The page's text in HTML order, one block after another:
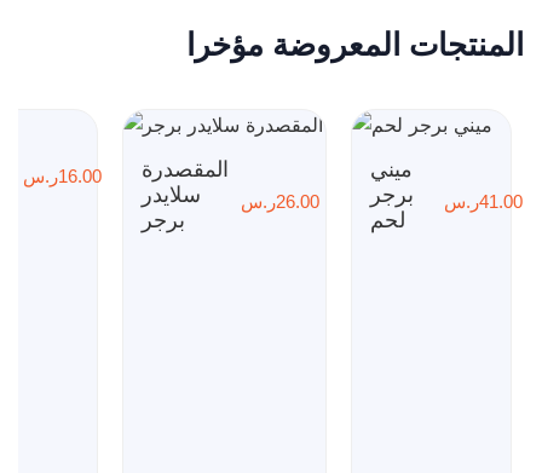
المنتجات المعروضة مؤخرا
ميني
برجر
لحم
41.00ر.س
المقصدرة
سلايدر
برجر
26.00ر.س
16.00ر.س